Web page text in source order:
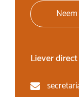
Liever